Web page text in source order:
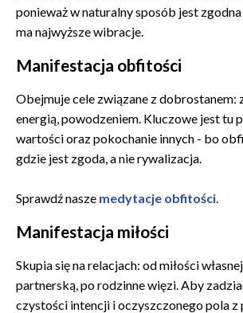
ponieważ w naturalny sposób jest
ma najwyższe wibracje.
Manifestacja obfitości
Obejmuje cele związane z dobrostanem:
energią, powodzeniem. Kluczowe jest tu
wartości oraz pokochanie innych - bo
gdzie jest zgoda, a nie rywalizacja.
Sprawdź nasze medytacje obfitości.
Manifestacja miłości
Skupia się na relacjach: od miłości
partnerską, po rodzinne więzi. Aby
czystości intencji i oczyszczonego pola z